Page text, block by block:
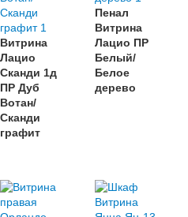
Витрина
Лацио
Сканди 1д
ПР Дуб
Вотан/
Сканди
графит
Пенал
Витрина
Лацио ПР
Белый/
Белое
дерево